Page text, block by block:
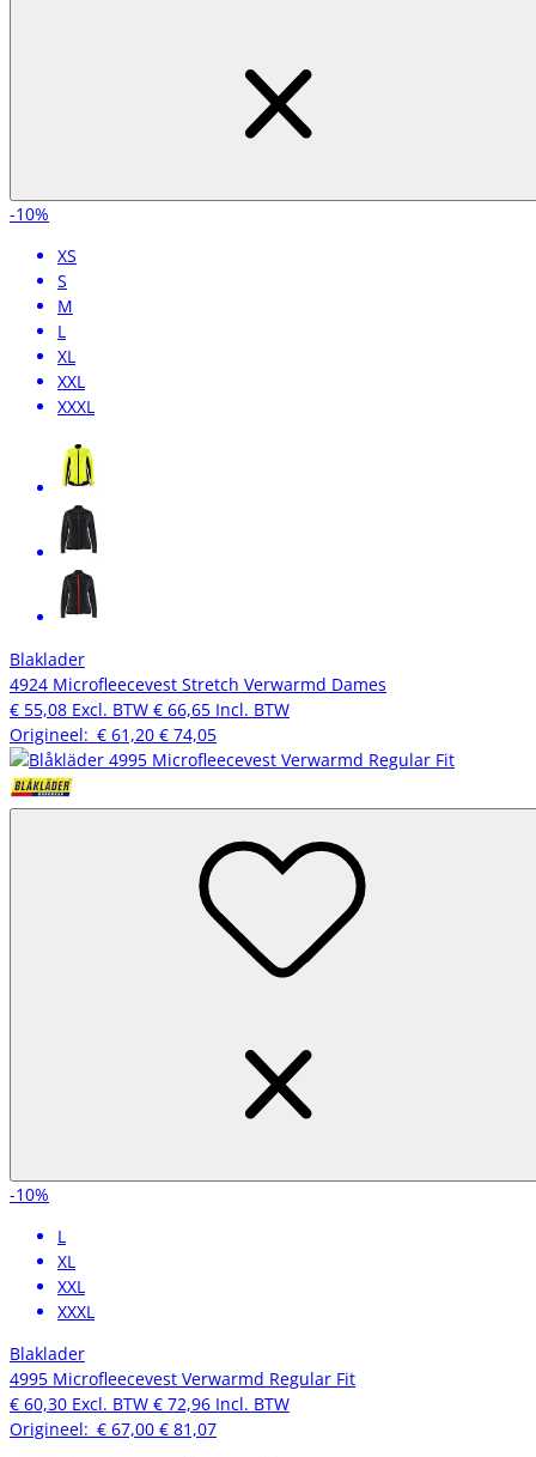
-10%
XS
S
M
L
XL
XXL
XXXL
Blaklader
4924 Microfleecevest Stretch Verwarmd Dames
€ 55,08 Excl. BTW € 66,65 Incl. BTW
Origineel: € 61,20 € 74,05
-10%
L
XL
XXL
XXXL
Blaklader
4995 Microfleecevest Verwarmd Regular Fit
€ 60,30 Excl. BTW € 72,96 Incl. BTW
Origineel: € 67,00 € 81,07